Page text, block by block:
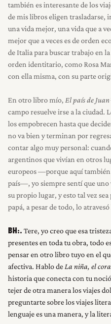
también es interesante de los
de mis libros eligen trasladarse,
una vida mejor, una vida que a
mejor que a veces es de orden
de Italia para buscar trabajo en
orden identitario, como Rosa
con ella misma, con su parte
En otro libro mío, El país de Juan
campo resuelve irse a la ciudad.
los empobrecen hasta que
no va bien y terminan por
contar algo muy personal:
argentinos que vivían en otros
europeos —porque aquí también
país—, yo siempre sentí que uno
su propio lugar, y esto tal vez
papá, a pesar de todo, lo
BH:. Tere, yo creo que esa
presentes en toda tu obra, todo
pensar en otro libro tuyo en el
afectiva. Hablo de La niña, el
historia que conecta con tu
tejer de otra manera los viajes
preguntarte sobre los viajes
lenguaje es una manera, y la